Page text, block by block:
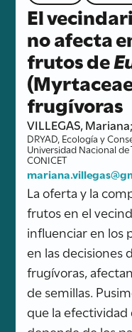
El
no afecta
frutos de
frugívoras
VILLEGAS,
DRYAD, Ecología y
Universidad Nacional
CONICET
La oferta y la
frutos en el
influenciar en los
en las decisiones
frugívoras,
de semillas.
que la